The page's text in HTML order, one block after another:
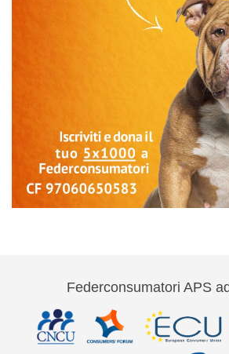
Federconsumatori APS